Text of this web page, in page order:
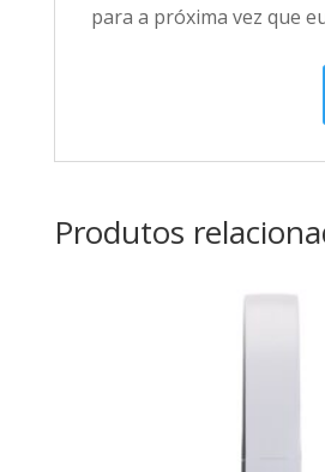
para a próxima vez que
Produtos